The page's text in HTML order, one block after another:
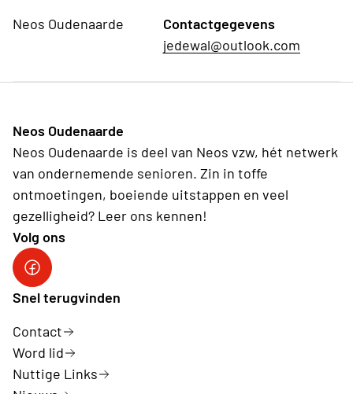
Neos Oudenaarde
Contactgegevens
jedewal@outlook.com
Neos Oudenaarde
Neos Oudenaarde is deel van Neos vzw, hét netwerk
van ondernemende senioren. Zin in toffe
ontmoetingen, boeiende uitstappen en veel
gezelligheid? Leer ons kennen!
Volg ons
Facebook
Snel terugvinden
Contact
Word lid
Nuttige Links